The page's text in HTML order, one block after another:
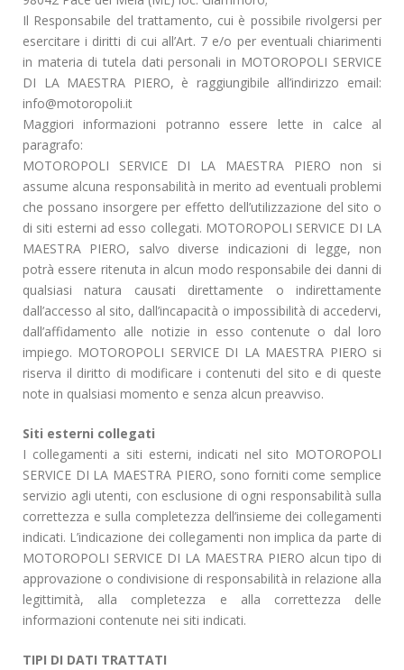
Il Responsabile del trattamento, cui è possibile rivolgersi per
esercitare i diritti di cui all’Art. 7 e/o per eventuali chiarimenti
in materia di tutela dati personali in MOTOROPOLI SERVICE
DI LA MAESTRA PIERO, è raggiungibile all’indirizzo email:
info@motoropoli.it
Maggiori informazioni potranno essere lette in calce al
paragrafo:
MOTOROPOLI SERVICE DI LA MAESTRA PIERO non si
assume alcuna responsabilità in merito ad eventuali problemi
che possano insorgere per effetto dell’utilizzazione del sito o
di siti esterni ad esso collegati. MOTOROPOLI SERVICE DI LA
MAESTRA PIERO, salvo diverse indicazioni di legge, non
potrà essere ritenuta in alcun modo responsabile dei danni di
qualsiasi natura causati direttamente o indirettamente
dall’accesso al sito, dall’incapacità o impossibilità di accedervi,
dall’affidamento alle notizie in esso contenute o dal loro
impiego. MOTOROPOLI SERVICE DI LA MAESTRA PIERO si
riserva il diritto di modificare i contenuti del sito e di queste
note in qualsiasi momento e senza alcun preavviso.
Siti esterni collegati
I collegamenti a siti esterni, indicati nel sito MOTOROPOLI
SERVICE DI LA MAESTRA PIERO, sono forniti come semplice
servizio agli utenti, con esclusione di ogni responsabilità sulla
correttezza e sulla completezza dell’insieme dei collegamenti
indicati. L’indicazione dei collegamenti non implica da parte di
MOTOROPOLI SERVICE DI LA MAESTRA PIERO alcun tipo di
approvazione o condivisione di responsabilità in relazione alla
legittimità, alla completezza e alla correttezza delle
informazioni contenute nei siti indicati.
TIPI DI DATI TRATTATI